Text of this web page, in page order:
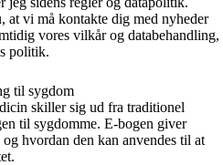
at vi må kontakte dig med nyheder
vores vilkår og databehandling,
politik.
til sygdom
skiller sig ud fra traditionel
til sygdomme. E-bogen giver
hvordan den kan anvendes til at